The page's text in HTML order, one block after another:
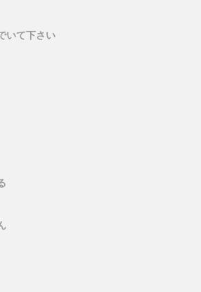
いて下さい